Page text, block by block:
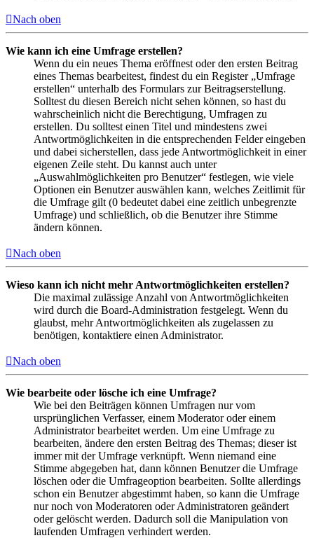
Nach oben
Wie kann ich eine Umfrage erstellen?
Wenn du ein neues Thema eröffnest oder den ersten Beitrag
eines Themas bearbeitest, findest du ein Register „Umfrage
erstellen“ unterhalb des Formulars zur Beitragserstellung.
Solltest du diesen Bereich nicht sehen können, so hast du
wahrscheinlich nicht die Berechtigung, Umfragen zu
erstellen. Du solltest einen Titel und mindestens zwei
Antwortmöglichkeiten in die entsprechenden Felder eingeben
und dabei sicherstellen, dass jede Antwortmöglichkeit in einer
eigenen Zeile steht. Du kannst auch unter
„Auswahlmöglichkeiten pro Benutzer“ festlegen, wie viele
Optionen ein Benutzer auswählen kann, welches Zeitlimit für
die Umfrage gilt (0 bedeutet dabei eine zeitlich unbegrenzte
Umfrage) und schließlich, ob die Benutzer ihre Stimme
ändern können.
Nach oben
Wieso kann ich nicht mehr Antwortmöglichkeiten erstellen?
Die maximal zulässige Anzahl von Antwortmöglichkeiten
wird durch die Board-Administration festgelegt. Wenn du
glaubst, mehr Antwortmöglichkeiten als zugelassen zu
benötigen, kontaktiere einen Administrator.
Nach oben
Wie bearbeite oder lösche ich eine Umfrage?
Wie bei den Beiträgen können Umfragen nur vom
ursprünglichen Verfasser, einem Moderator oder einem
Administrator bearbeitet werden. Um eine Umfrage zu
bearbeiten, ändere den ersten Beitrag des Themas; dieser ist
immer mit der Umfrage verknüpft. Wenn niemand eine
Stimme abgegeben hat, dann können Benutzer die Umfrage
löschen oder die Umfrageoption bearbeiten. Sollte allerdings
schon ein Benutzer abgestimmt haben, so kann die Umfrage
nur noch von Moderatoren oder Administratoren geändert
oder gelöscht werden. Dadurch soll die Manipulation von
laufenden Umfragen verhindert werden.